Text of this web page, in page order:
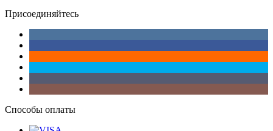
Присоединяйтесь
Способы оплаты